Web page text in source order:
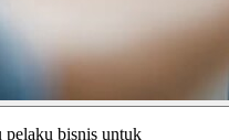
pelaku bisnis untuk